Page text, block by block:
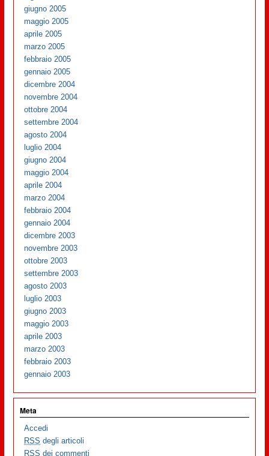
giugno 2005
maggio 2005
aprile 2005
marzo 2005
febbraio 2005
gennaio 2005
dicembre 2004
novembre 2004
ottobre 2004
settembre 2004
agosto 2004
luglio 2004
giugno 2004
maggio 2004
aprile 2004
marzo 2004
febbraio 2004
gennaio 2004
dicembre 2003
novembre 2003
ottobre 2003
settembre 2003
agosto 2003
luglio 2003
giugno 2003
maggio 2003
aprile 2003
marzo 2003
febbraio 2003
gennaio 2003
Meta
Accedi
RSS degli articoli
RSS dei commenti